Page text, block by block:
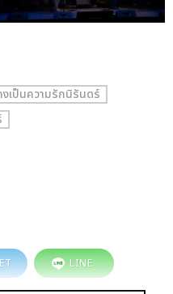
เป็นความรักนิรันดร์
LINE